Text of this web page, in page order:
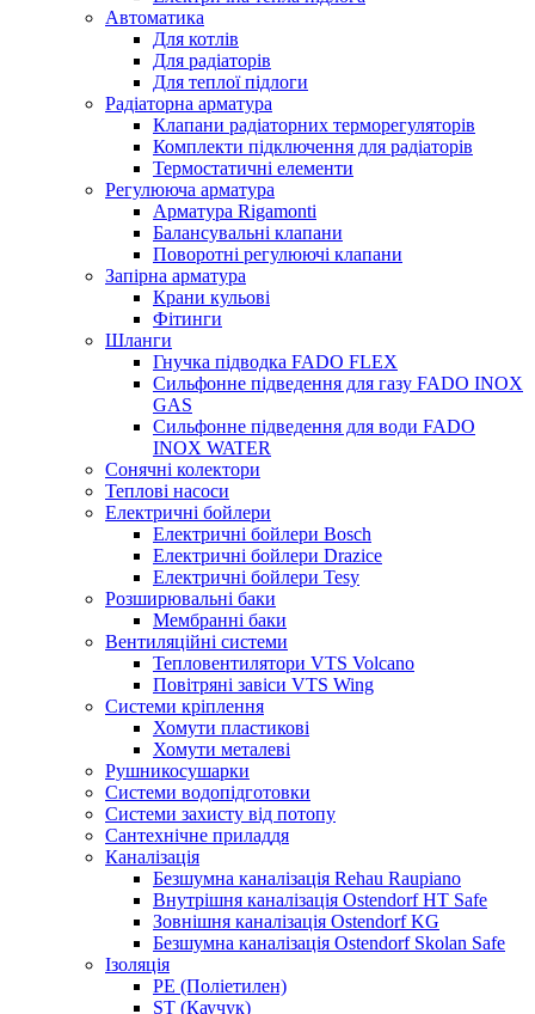
Автоматика
Для котлів
Для радіаторів
Для теплої підлоги
Радіаторна арматура
Клапани радіаторних терморегуляторів
Комплекти підключення для радіаторів
Термостатичні елементи
Регулююча арматура
Арматура Rigamonti
Балансувальні клапани
Поворотні регулюючі клапани
Запірна арматура
Крани кульові
Фітинги
Шланги
Гнучка підводка FADO FLEX
Сильфонне підведення для газу FADO INOX
GAS
Сильфонне підведення для води FADO
INOX WATER
Сонячні колектори
Теплові насоси
Електричні бойлери
Електричні бойлери Bosch
Електричні бойлери Drazice
Електричні бойлери Tesy
Розширювальні баки
Мембранні баки
Вентиляційні системи
Тепловентилятори VTS Volcano
Повітряні завіси VTS Wing
Системи кріплення
Хомути пластикові
Хомути металеві
Рушникосушарки
Системи водопідготовки
Системи захисту від потопу
Сантехнічне приладдя
Каналізація
Безшумна каналізація Rehau Raupiano
Внутрішня каналізація Ostendorf HT Safe
Зовнішня каналізація Ostendorf KG
Безшумна каналізація Ostendorf Skolan Safe
Ізоляція
PE (Поліетилен)
ST (Каучук)